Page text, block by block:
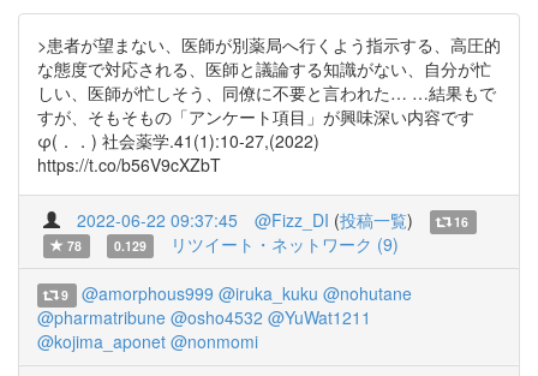
>患者が望まない、医師が別薬局へ行くよう指示する、高圧的
な態度で対応される、医師と議論する知識がない、自分が忙
しい、医師が忙しそう、同僚に不要と言われた… …結果もで
すが、そもそもの「アンケート項目」が興味深い内容です
φ(．．) 社会薬学.41(1):10-27,(2022)
https://t.co/b56V9cXZbT
2022-06-22 09:37:45 @Fizz_DI (投稿一覧)
16
78
0.129 リツイート・ネットワーク (9)
9 @amorphous999 @iruka_kuku @nohutane
@pharmatribune @osho4532 @YuWat1211
@kojima_aponet @nonmomi